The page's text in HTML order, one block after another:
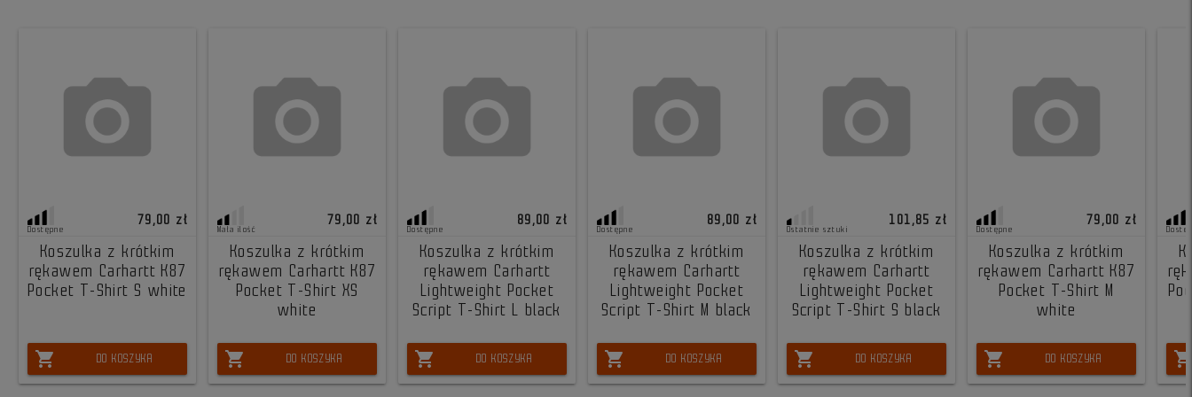
Dostępne
79,00 zł
Koszulka z krótkim
rękawem Carhartt K87
Pocket T-Shirt S white
shopping_cart DO KOSZYKA
Mała ilość
79,00 zł
Koszulka z krótkim
rękawem Carhartt K87
Pocket T-Shirt XS
white
shopping_cart DO KOSZYKA
Dostępne
89,00 zł
Koszulka z krótkim
rękawem Carhartt
Lightweight Pocket
Script T-Shirt L black
shopping_cart DO KOSZYKA
Dostępne
89,00 zł
Koszulka z krótkim
rękawem Carhartt
Lightweight Pocket
Script T-Shirt M black
shopping_cart DO KOSZYKA
Ostatnie sztuki
101,85 zł
Koszulka z krótkim
rękawem Carhartt
Lightweight Pocket
Script T-Shirt S black
shopping_cart DO KOSZYKA
Dostępne
79,00 zł
Koszulka z krótkim
rękawem Carhartt K87
Pocket T-Shirt M
white
shopping_cart DO KOSZYKA